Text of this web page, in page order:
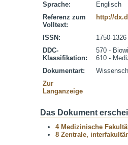
Sprache:
Englisch
Referenz zum
Volltext:
http://
ISSN:
1750-1326
DDC-
Klassifikation:
570 -
610 -
Dokumentart:
Zur
Langanzeige
Das Dokument
4 Medizinische
8 Zentrale,